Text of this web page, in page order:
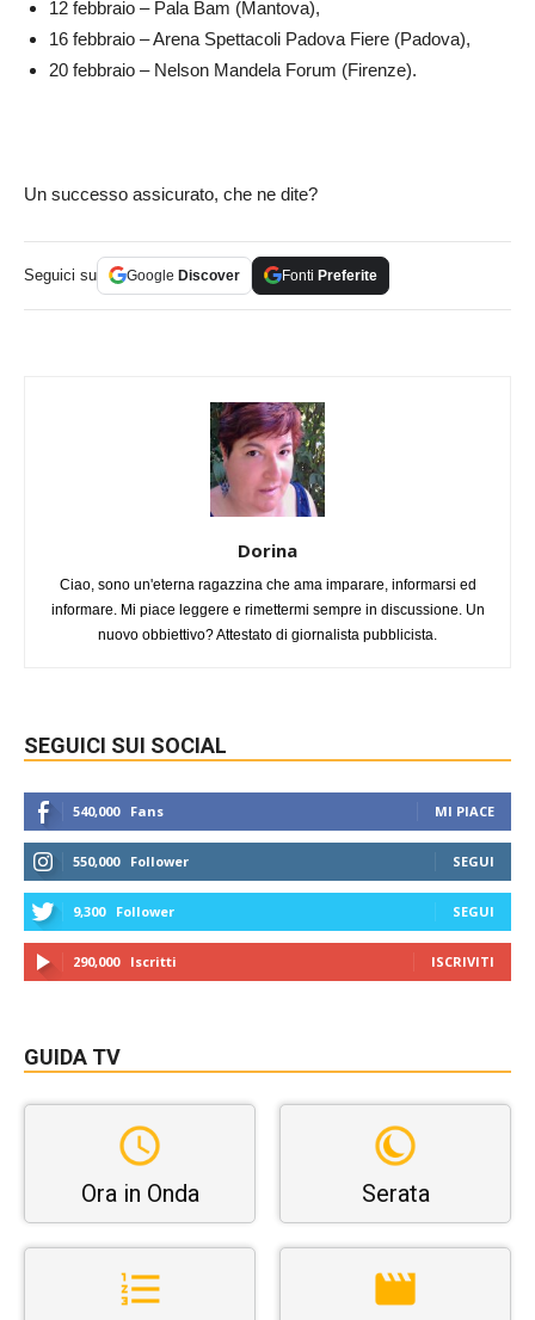
12 febbraio – Pala Bam (Mantova),
16 febbraio – Arena Spettacoli Padova Fiere (Padova),
20 febbraio – Nelson Mandela Forum (Firenze).
Un successo assicurato, che ne dite?
Seguici su Google Discover Fonti Preferite
Dorina
Ciao, sono un'eterna ragazzina che ama imparare, informarsi ed
informare. Mi piace leggere e rimettermi sempre in discussione. Un
nuovo obbiettivo? Attestato di giornalista pubblicista.
SEGUICI SUI SOCIAL
540,000 Fans MI PIACE
550,000 Follower SEGUI
9,300 Follower SEGUI
290,000 Iscritti ISCRIVITI
GUIDA TV
Ora in Onda Serata